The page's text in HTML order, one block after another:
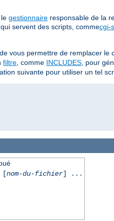
gestionnaire responsable de la
servent des scripts, commecgi-
vous permettre de remplacer le
filtre, comme INCLUDES, pour
suivante pour utiliser un tel
nom-du-fichier] ...